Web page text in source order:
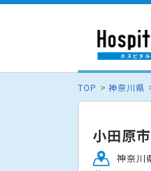
TOP 神奈川県
小田原
神奈川